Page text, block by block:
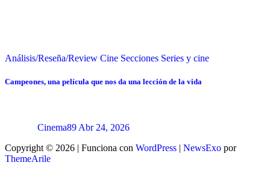
Análisis/Reseña/Review Cine Secciones Series y cine
Campeones, una película que nos da una lección de la vida
Cinema89 Abr 24, 2026
Copyright © 2026 | Funciona con WordPress | NewsExo por
ThemeArile